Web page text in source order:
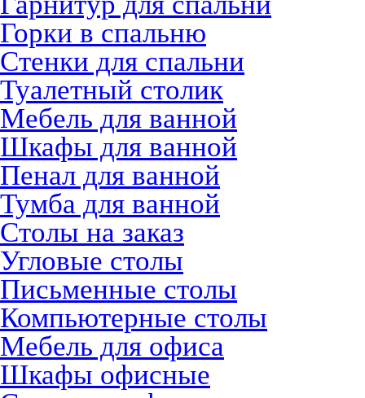
Горки в спальню
Стенки для спальни
Туалетный столик
Мебель для ванной
Шкафы для ванной
Пенал для ванной
Тумба для ванной
Столы на заказ
Угловые столы
Письменные столы
Компьютерные столы
Мебель для офиса
Шкафы офисные